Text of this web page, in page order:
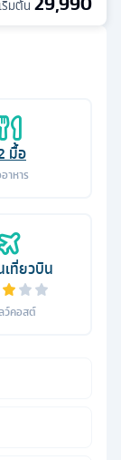
มื้อ
าหาร
เที่ยวบิน
ว์คอสต์
เริ่มต้น